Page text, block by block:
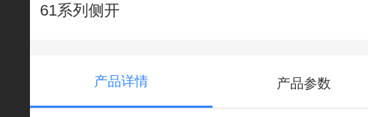
61系列侧开
产品详情 产品参数